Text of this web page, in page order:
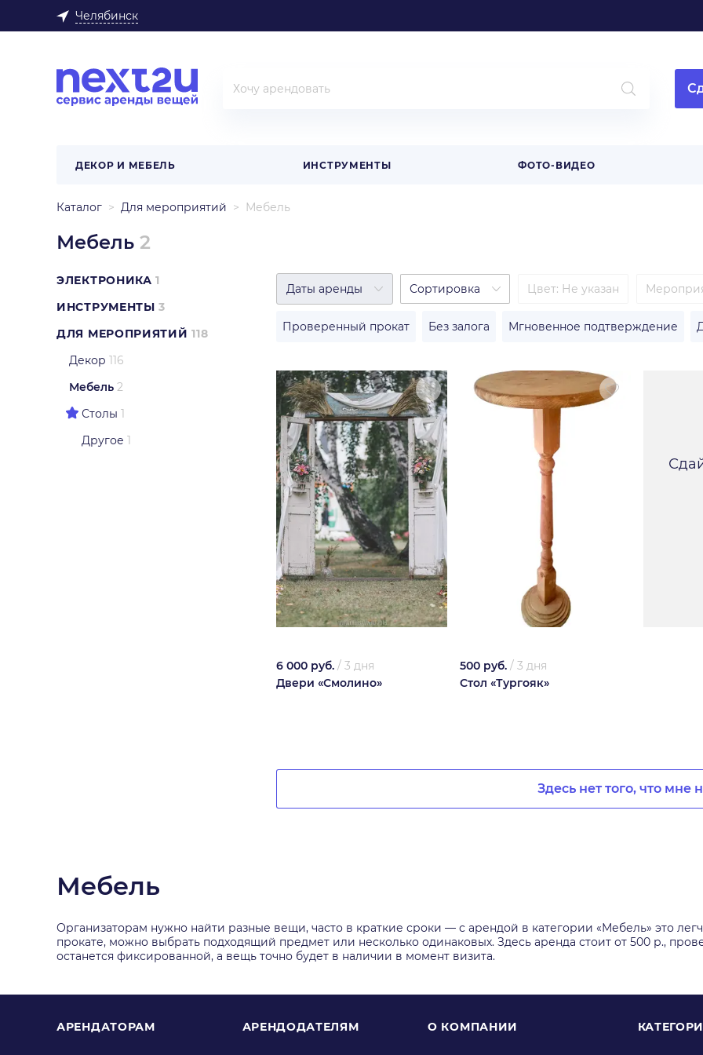
Челябинск
ДЕКОР И МЕБЕЛЬ ИНСТРУМЕНТЫ ФОТО-ВИДЕО
Каталог Для мероприятий Мебель
Мебель 2
ЭЛЕКТРОНИКА 1
ИНСТРУМЕНТЫ 3
ДЛЯ МЕРОПРИЯТИЙ 118
Декор 116
Мебель 2
Столы 1
Другое 1
Даты аренды Сортировка Цвет: Не указан
Проверенный прокат Без залога Мгновенное подтверждение
6 000 руб. / 3 дня
Двери «Смолино»
500 руб. / 3 дня
Стол «Тургояк»
Здесь нет того, что мне
Мебель
Организаторам нужно найти разные вещи, часто в краткие сроки — с арендой в категории «Мебель» это
прокате, можно выбрать подходящий предмет или несколько одинаковых. Здесь аренда стоит от 500 р.,
останется фиксированной, а вещь точно будет в наличии в момент визита.
АРЕНДАТОРАМ АРЕНДОДАТЕЛЯМ О КОМПАНИИ